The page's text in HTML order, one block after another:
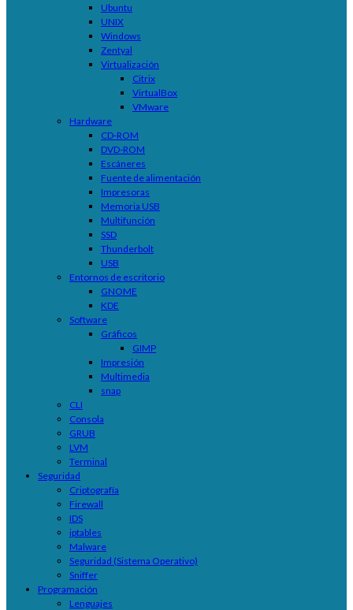
Ubuntu
UNIX
Windows
Zentyal
Virtualización
Citrix
VirtualBox
VMware
Hardware
CD-ROM
DVD-ROM
Escáneres
Fuente de alimentación
Impresoras
Memoria USB
Multifunción
SSD
Thunderbolt
USB
Entornos de escritorio
GNOME
KDE
Software
Gráficos
GIMP
Impresión
Multimedia
snap
CLI
Consola
GRUB
LVM
Terminal
Seguridad
Criptografía
Firewall
IDS
iptables
Malware
Seguridad (Sistema Operativo)
Sniffer
Programación
Lenguajes